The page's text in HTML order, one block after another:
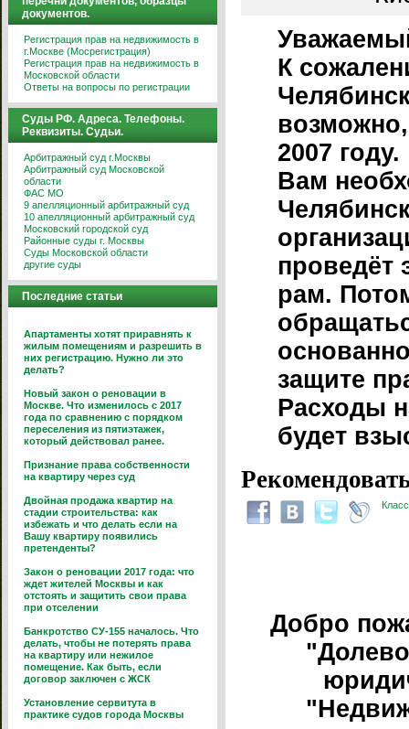
документов.
Регистрация прав на недвижимость в
г.Москве (Мосрегистрация)
Регистрация прав на недвижимость в
Московской области
Ответы на вопросы по регистрации
Суды РФ. Адреса. Телефоны.
Реквизиты. Судьи.
Арбитражный суд г.Москвы
Арбитражный суд Московской
области
ФАС МО
9 апелляционный арбитражный суд
10 апелляционный арбитражный суд
Московский городской суд
Районные суды г. Москвы
Суды Московской области
другие суды
Последние статьи
Апартаменты хотят приравнять к
жилым помещениям и разрешить в
них регистрацию. Нужно ли это
делать?
Новый закон о реновации в
Москве. Что изменилось с 2017
года по сравнению с порядком
переселения из пятиэтажек,
который действовал ранее.
Признание права собственности
на квартиру через суд
Двойная продажа квартир на
стадии строительства: как
избежать и что делать если на
Вашу квартиру появились
претенденты?
Закон о реновации 2017 года: что
ждет жителей Москвы и как
отстоять и защитить свои права
при отселении
Банкротство СУ-155 началось. Что
делать, чтобы не потерять права
на квартиру или нежилое
помещение. Как быть, если
договор заключен с ЖСК
Установление сервитута в
практике судов города Москвы
К
2007 году.
Вам
проведёт
рам.
защите
Расходы
будет
Добро